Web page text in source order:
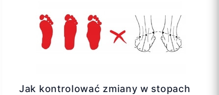
Jak kontrolować zmiany w stopach